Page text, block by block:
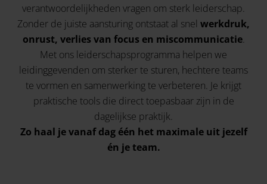
verantwoordelijkheden vragen om sterk leiderschap.
Zonder de juiste aansturing ontstaat al snel werkdruk,
onrust, verlies van focus en miscommunicatie.
Met ons leiderschapsprogramma helpen we
leidinggevenden om sterker te sturen, hechtere teams
te vormen en samenwerking te verbeteren. Je krijgt
praktische tools die direct toepasbaar zijn in de
dagelijkse praktijk.
Zo haal je vanaf dag één het maximale uit jezelf
én je team.